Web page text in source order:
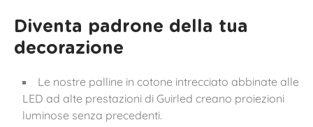
Diventa padrone della tua
decorazione
Le nostre palline in cotone intrecciato abbinate alle
LED ad alte prestazioni di Guirled creano proiezioni
luminose senza precedenti.